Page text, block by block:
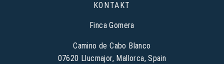
KONTAKT
Finca Gomera
Camino de Cabo Blanco
07620 Llucmajor, Mallorca, Spain